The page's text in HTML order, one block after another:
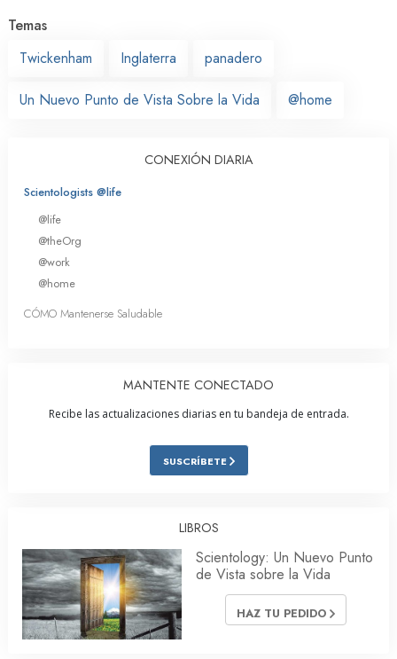
Temas
Twickenham
Inglaterra panadero
Un Nuevo Punto de Vista Sobre la Vida @home
CONEXIÓN DIARIA
Scientologists @life
@life
@theOrg
@work
@home
CÓMO Mantenerse Saludable
MANTENTE CONECTADO
Recibe las actualizaciones diarias en tu bandeja de entrada.
SUSCRÍBETE
LIBROS
Scientology: Un Nuevo Punto
de Vista sobre la Vida
HAZ TU PEDIDO